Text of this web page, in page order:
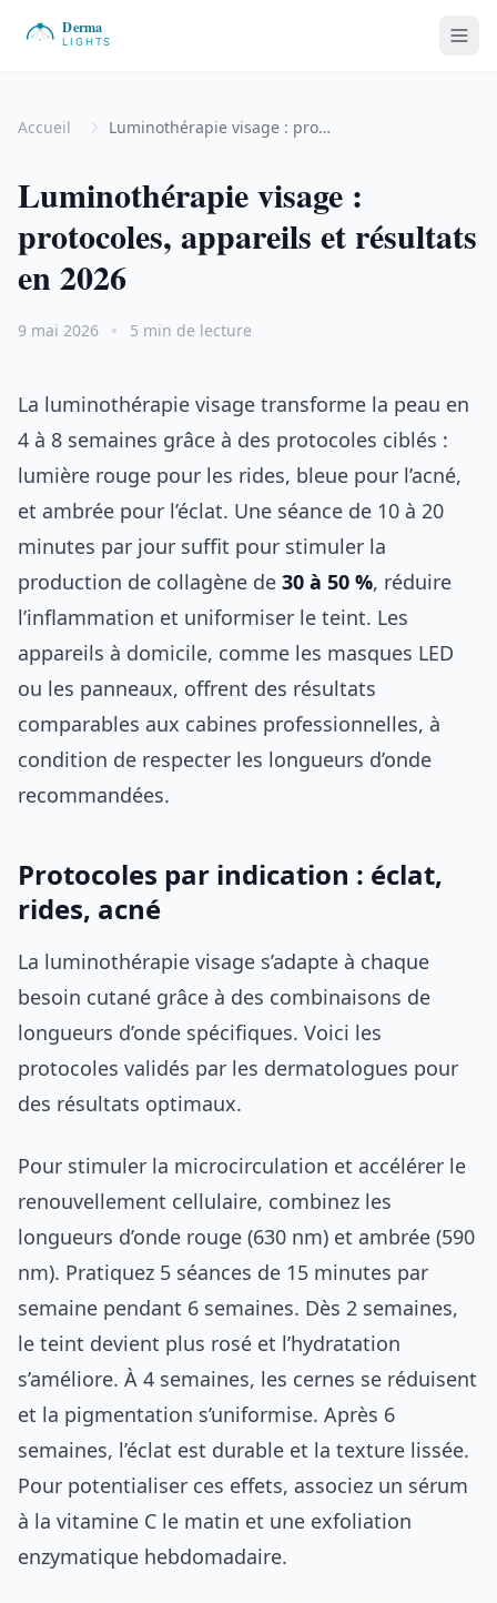
Accueil Luminothérapie visage : protocoles, appareils et résultats en 2026
Luminothérapie visage :
protocoles, appareils et résultats
en 2026
9 mai 2026 5 min de lecture
La luminothérapie visage transforme la peau en
4 à 8 semaines grâce à des protocoles ciblés :
lumière rouge pour les rides, bleue pour l’acné,
et ambrée pour l’éclat. Une séance de 10 à 20
minutes par jour suffit pour stimuler la
production de collagène de 30 à 50 %, réduire
l’inflammation et uniformiser le teint. Les
appareils à domicile, comme les masques LED
ou les panneaux, offrent des résultats
comparables aux cabines professionnelles, à
condition de respecter les longueurs d’onde
recommandées.
Protocoles par indication : éclat,
rides, acné
La luminothérapie visage s’adapte à chaque
besoin cutané grâce à des combinaisons de
longueurs d’onde spécifiques. Voici les
protocoles validés par les dermatologues pour
des résultats optimaux.
Pour stimuler la microcirculation et accélérer le
renouvellement cellulaire, combinez les
longueurs d’onde rouge (630 nm) et ambrée (590
nm). Pratiquez 5 séances de 15 minutes par
semaine pendant 6 semaines. Dès 2 semaines,
le teint devient plus rosé et l’hydratation
s’améliore. À 4 semaines, les cernes se réduisent
et la pigmentation s’uniformise. Après 6
semaines, l’éclat est durable et la texture lissée.
Pour potentialiser ces effets, associez un sérum
à la vitamine C le matin et une exfoliation
enzymatique hebdomadaire.